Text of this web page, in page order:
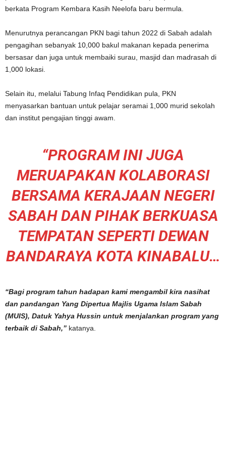
berkata Program Kembara Kasih Neelofa baru bermula.
Menurutnya perancangan PKN bagi tahun 2022 di Sabah adalah
pengagihan sebanyak 10,000 bakul makanan kepada penerima
bersasar dan juga untuk membaiki surau, masjid dan madrasah di
1,000 lokasi.
Selain itu, melalui Tabung Infaq Pendidikan pula, PKN
menyasarkan bantuan untuk pelajar seramai 1,000 murid sekolah
dan institut pengajian tinggi awam.
“PROGRAM INI JUGA
MERUAPAKAN KOLABORASI
BERSAMA KERAJAAN NEGERI
SABAH DAN PIHAK BERKUASA
TEMPATAN SEPERTI DEWAN
BANDARAYA KOTA KINABALU…
“Bagi program tahun hadapan kami mengambil kira nasihat
dan pandangan Yang Dipertua Majlis Ugama Islam Sabah
(MUIS), Datuk Yahya Hussin untuk menjalankan program yang
terbaik di Sabah,” katanya.